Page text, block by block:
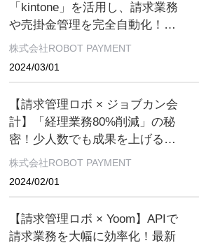
「kintone」を活用し、請求業務
や売掛金管理を完全自動化！営
業×経理の業務効率化ツールを公
株式会社ROBOT PAYMENT
2024/03/01
【請求管理ロボ × ジョブカン会
計】「経理業務80%削減」の秘
密！少人数でも成果を上げる自
動化戦略を解説 オンライン無
株式会社ROBOT PAYMENT
2024/02/01
【請求管理ロボ × Yoom】APIで
請求業務を大幅に効率化！最新